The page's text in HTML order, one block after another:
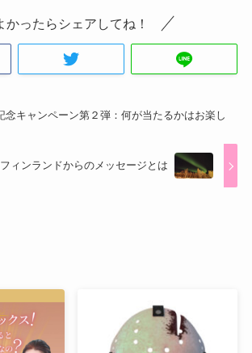
かったらシェアしてね！
念キャンペーン第２弾：何が当たるかはお楽し
ィンランドからのメッセージとは